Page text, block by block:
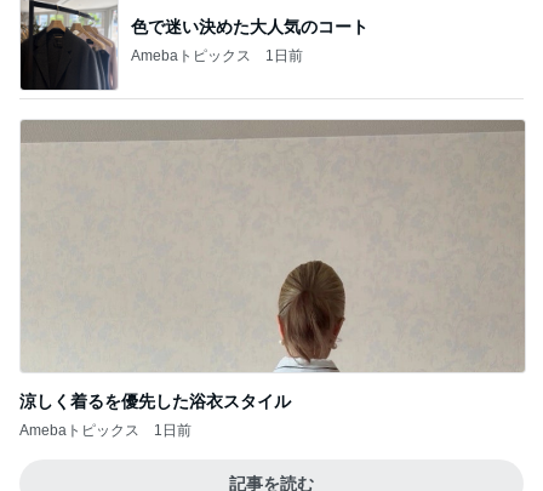
涼しく着るを優先した浴衣スタイル
記事を読む
Amebaトピックス 11時間前